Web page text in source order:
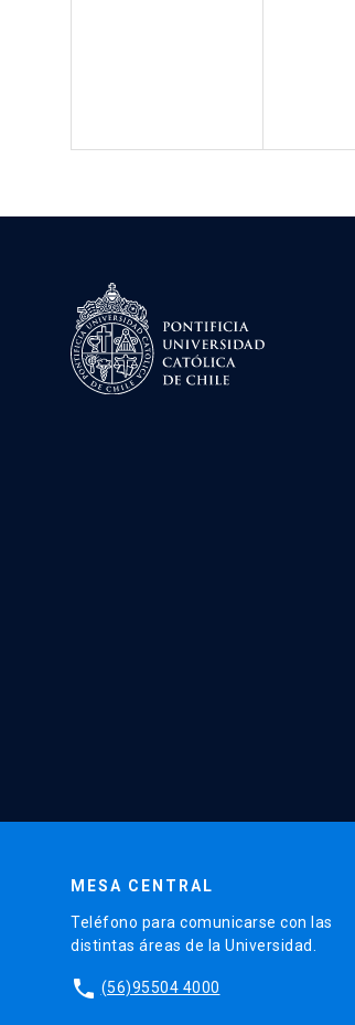
MESA CENTRAL
Teléfono para comunicarse con las
distintas áreas de la Universidad.
phone (56)95504 4000